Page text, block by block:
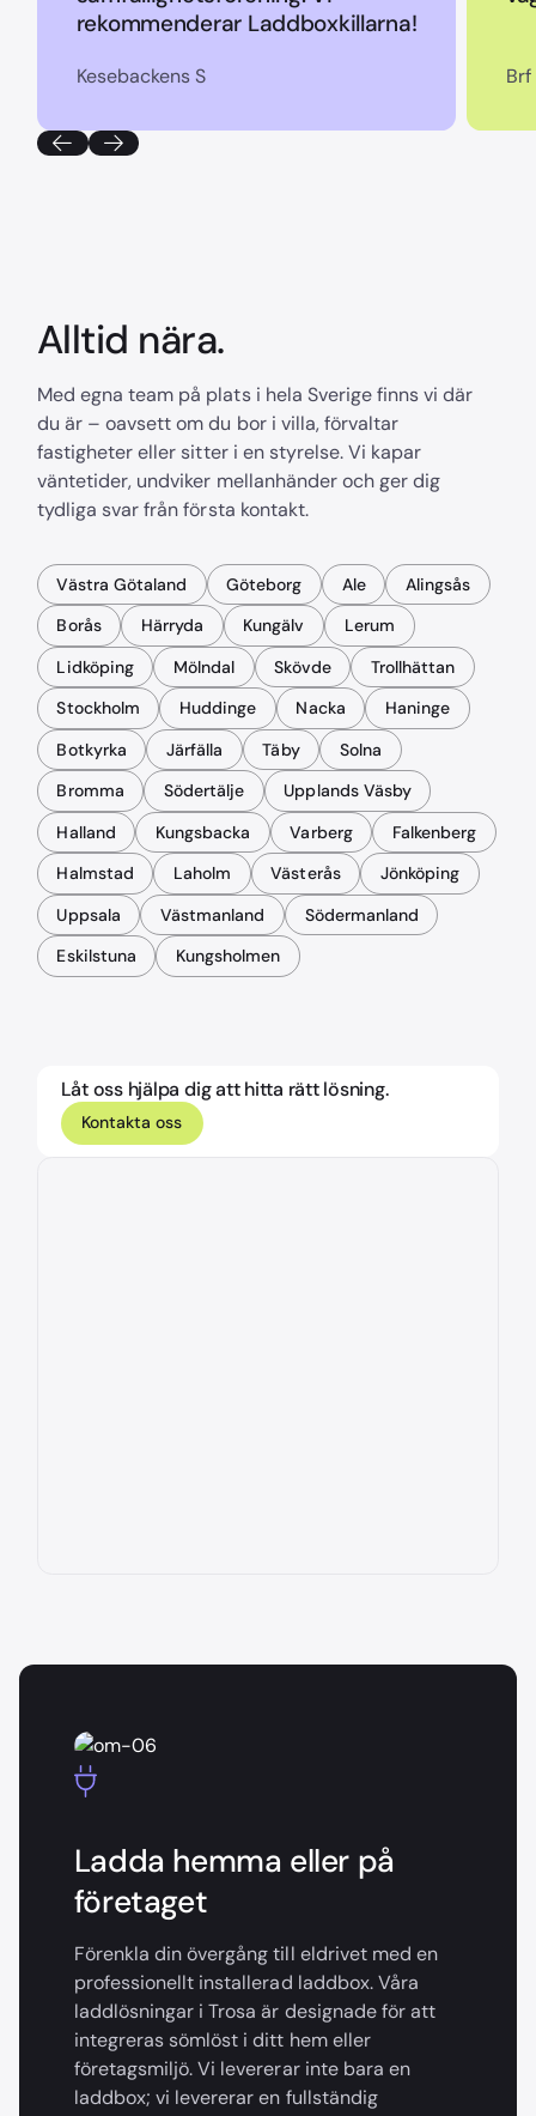
rekommenderar Laddboxkillarna!
Kesebackens S Brf
Alltid nära.
Med egna team på plats i hela Sverige finns vi där
du är – oavsett om du bor i villa, förvaltar
fastigheter eller sitter i en styrelse. Vi kapar
väntetider, undviker mellanhänder och ger dig
tydliga svar från första kontakt.
Västra Götaland Göteborg Ale
Alingsås
Borås
Härryda Kungälv
Lerum
Lidköping
Mölndal Skövde
Trollhättan
Stockholm
Huddinge Nacka
Haninge
Botkyrka
Järfälla Täby
Solna
Bromma
Södertälje
Upplands Väsby
Halland
Kungsbacka Varberg
Falkenberg
Halmstad
Laholm Västerås
Jönköping
Uppsala
Västmanland
Södermanland
Eskilstuna
Kungsholmen
Låt oss hjälpa dig att hitta rätt lösning.
Kontakta oss
Ladda hemma eller på
företaget
Förenkla din övergång till eldrivet med en
professionellt installerad laddbox. Våra
laddlösningar i Trosa är designade för att
integreras sömlöst i ditt hem eller
företagsmiljö. Vi levererar inte bara en
laddbox; vi levererar en fullständig